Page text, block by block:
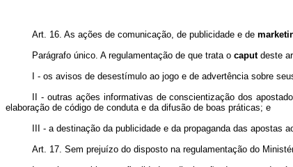
Art. 16. As ações de comunicação, de publicidade e de
Parágrafo único. A regulamentação de que trata o caputdeste
I - os avisos de desestímulo ao jogo e de advertência sobre
II - outras ações informativas de conscientização dos
elaboração de código de conduta e da difusão de boas práticas; e
III - a destinação da publicidade e da propaganda das
Art. 17. Sem prejuízo do disposto na regulamentação do